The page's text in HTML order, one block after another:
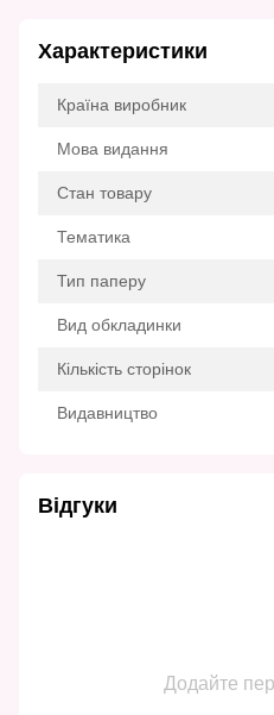
Характеристики
Країна виробник
Мова видання
Стан товару
Тематика
Тип паперу
Вид обкладинки
Кількість сторінок
Видавництво
Відгуки
Додайте